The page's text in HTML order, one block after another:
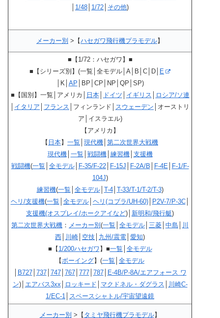
1/48 1/72 その他)
メーカー別 >【ハセガワ飛行機プラモデル】
■【1/72：ハセガワ】■
■【シリーズ別】(一覧│全モデル│A│B│C│D│
E
│K│ AP │BP│CP│NP│QP│SP)
■【国別】一覧│アメリカ│
日本│ ドイツ イギリス
ロシア/ソ連
イタリア フランス │フィンランド│ スウェーデン │オーストリ
ア│イスラエル)
【アメリカ】
【 日本】 一覧 現代機 第二次世界大戦機
現代機│ 一覧 戦闘機│ 練習機│ 支援機
戦闘機(一覧 全モデル│ F-35/F-22│ F-15J F-2A/B F-4E│
F-1/F-
104J)
練習機(一覧 全モデル│ T-4│ T-33/T-1/T-2/T-3)
ヘリ/支援機(一覧 全モデル│ ヘリ(コブラ/UH-60)│ P2V-7/P-3C│
支援機(オスプレイ/ホークアイなど)│ 新明和/飛行艇)
第二次世界大戦機 ： メーカー別 (一覧 全モデル 三菱 中島
川
西
川崎 空技 九州/震電 愛知)
■【 1/200ハセガワ 】■一覧 全モデル
【ボーイング】(一覧 全モデル
B727│ 737│ 747│ 767│ 777│ 787│
E-4B/P-8A/エアフォース ワ
ン)│ エアバス3xx ロッキード マクドネル・ダグラス
川崎C-
1/EC-1 スペースシャトル/宇宙望遠鏡
メーカー別 >【 タミヤ飛行機プラモデル】